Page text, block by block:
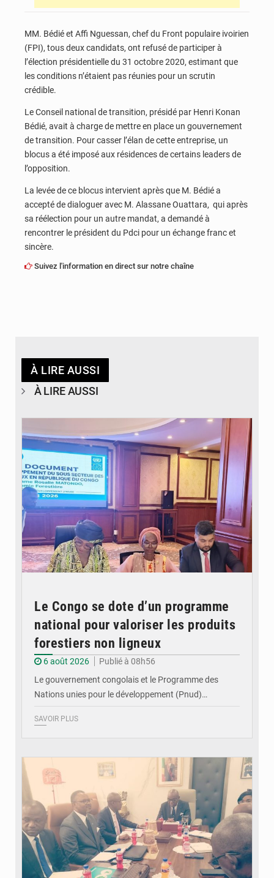
MM. Bédié et Affi Nguessan, chef du Front populaire ivoirien
(FPI), tous deux candidats, ont refusé de participer à
l’élection présidentielle du 31 octobre 2020, estimant que
les conditions n’étaient pas réunies pour un scrutin
crédible.
Le Conseil national de transition, présidé par Henri Konan
Bédié, avait à charge de mettre en place un gouvernement
de transition. Pour casser l’élan de cette entreprise, un
blocus a été imposé aux résidences de certains leaders de
l’opposition.
La levée de ce blocus intervient après que M. Bédié a
accepté de dialoguer avec M. Alassane Ouattara, qui après
sa réélection pour un autre mandat, a demandé à
rencontrer le président du Pdci pour un échange franc et
sincère.
Suivez l'information en direct sur notre chaîne
À LIRE AUSSI
À LIRE AUSSI
Le Congo se dote d’un programme
national pour valoriser les produits
forestiers non ligneux
6 août 2026
Publié à 08h56
Le gouvernement congolais et le Programme des
Nations unies pour le développement (Pnud)…
SAVOIR PLUS